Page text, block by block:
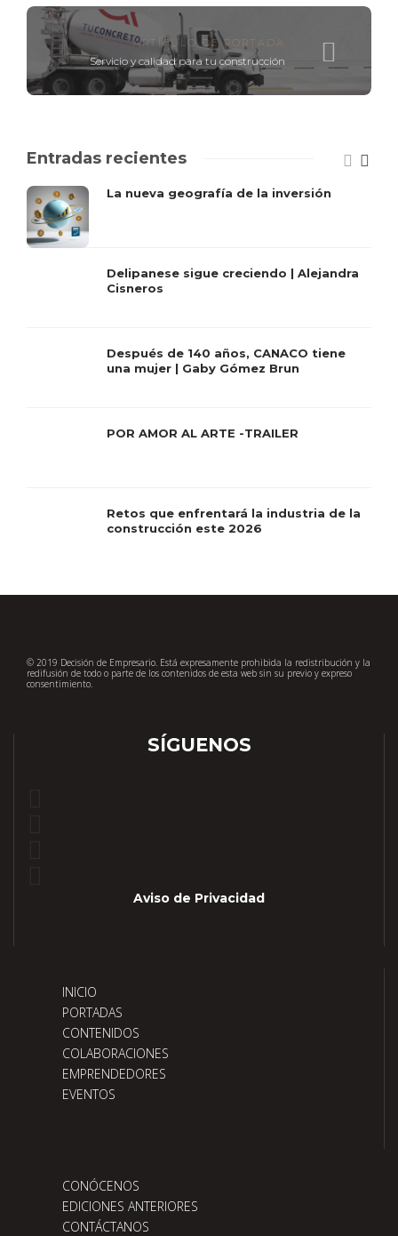
ARTÍCULO DE PORTADA
Servicio y calidad para tu construcción
Entradas recientes
La nueva geografía de la inversión
Delipanese sigue creciendo | Alejandra
Cisneros
Después de 140 años, CANACO tiene
una mujer | Gaby Gómez Brun
POR AMOR AL ARTE -TRAILER
Retos que enfrentará la industria de la
construcción este 2026
© 2019 Decisión de Empresario. Está expresamente prohibida la redistribución y la
redifusión de todo o parte de los contenidos de esta web sin su previo y expreso
consentimiento.
SÍGUENOS
Aviso de Privacidad
INICIO
PORTADAS
CONTENIDOS
COLABORACIONES
EMPRENDEDORES
EVENTOS
CONÓCENOS
EDICIONES ANTERIORES
CONTÁCTANOS